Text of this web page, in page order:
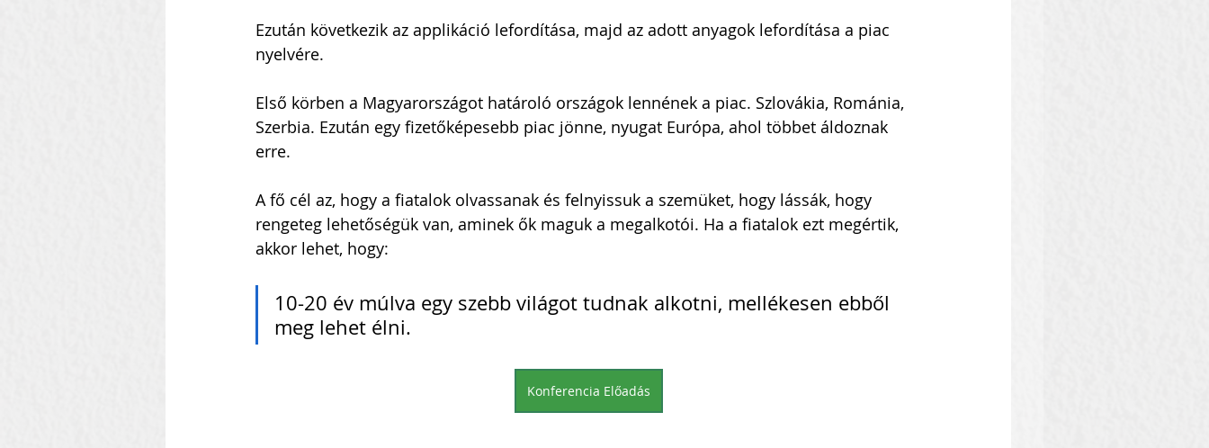
Ezután következik az applikáció lefordítása, majd az adott anyagok lefordítása a piac
nyelvére.
Első körben a Magyarországot határoló országok lennének a piac. Szlovákia, Románia,
Szerbia. Ezután egy fizetőképesebb piac jönne, nyugat Európa, ahol többet áldoznak
erre.
A fő cél az, hogy a fiatalok olvassanak és felnyissuk a szemüket, hogy lássák, hogy
rengeteg lehetőségük van, aminek ők maguk a megalkotói. Ha a fiatalok ezt megértik,
akkor lehet, hogy:
10-20 év múlva egy szebb világot tudnak alkotni, mellékesen ebből
meg lehet élni.
Konferencia Előadás